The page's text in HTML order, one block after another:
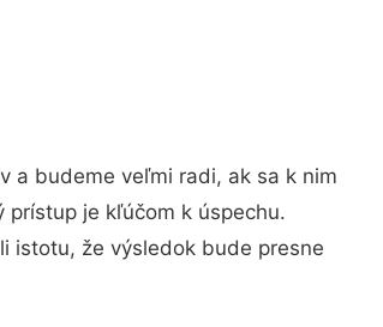
a budeme veľmi radi, ak sa k nim
prístup je kľúčom k úspechu.
istotu, že výsledok bude presne